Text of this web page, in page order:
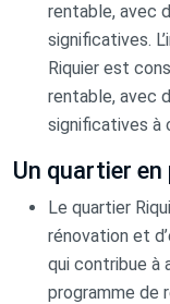
rentable, avec
significatives.
Riquier est
rentable, avec
significatives à
Un quartier
Le quartier
rénovation et
qui contribue à
programme de